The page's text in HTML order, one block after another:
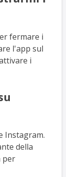
fermare i
l'app sul
i
Instagram.
della
per